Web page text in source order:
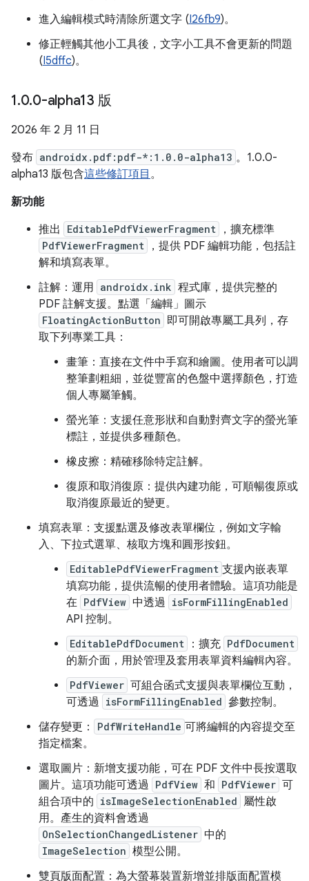
進入編輯模式時清除所選文字 (I26fb9)。
修正輕觸其他小工具後，文字小工具不會更新的問題
(I5dffc)。
1.0.0-alpha13 版
2026 年 2 月 11 日
發布 androidx.pdf:pdf-*:1.0.0-alpha13 。1.0.0-
alpha13 版包含這些修訂項目 。
新功能
推出
EditablePdfViewerFragment ，擴充標準
PdfViewerFragment
，提供 PDF 編輯功能，包括註
解和填寫表單。
註解：運用 androidx.ink 程式庫，提供完整的
PDF 註解支援。點選「編輯」圖示
FloatingActionButton 即可開啟專屬工具列，存
取下列專業工具：
畫筆：直接在文件中手寫和繪圖。使用者可以調
整筆劃粗細，並從豐富的色盤中選擇顏色，打造
個人專屬筆觸。
螢光筆：支援任意形狀和自動對齊文字的螢光筆
標註，並提供多種顏色。
橡皮擦：精確移除特定註解。
復原和取消復原：提供內建功能，可順暢復原或
取消復原最近的變更。
填寫表單：支援點選及修改表單欄位，例如文字輸
入、下拉式選單、核取方塊和圓形按鈕。
EditablePdfViewerFragment 支援內嵌表單
填寫功能，提供流暢的使用者體驗。這項功能是
在 PdfView 中透過 isFormFillingEnabled
API 控制。
EditablePdfDocument ：擴充 PdfDocument
的新介面，用於管理及套用表單資料編輯內容。
PdfViewer 可組合函式支援與表單欄位互動，
可透過 isFormFillingEnabled 參數控制。
儲存變更：
PdfWriteHandle 可將編輯的內容提交至
指定檔案。
選取圖片：新增支援功能，可在 PDF 文件中長按選取
圖片。這項功能可透過 PdfView 和 PdfViewer 可
組合項中的 isImageSelectionEnabled 屬性啟
用。產生的資料會透過
OnSelectionChangedListener 中的
ImageSelection 模型公開。
雙頁版面配置：為大螢幕裝置新增並排版面配置模